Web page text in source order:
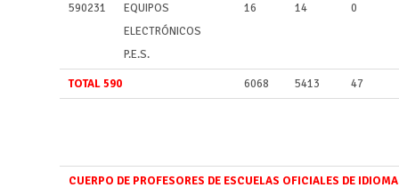
590231
EQUIPOS
ELECTRÓNICOS
P.E.S.
16 14 0
TOTAL 590 6068 5413 47
CUERPO DE PROFESORES DE ESCUELAS OFICIALES DE